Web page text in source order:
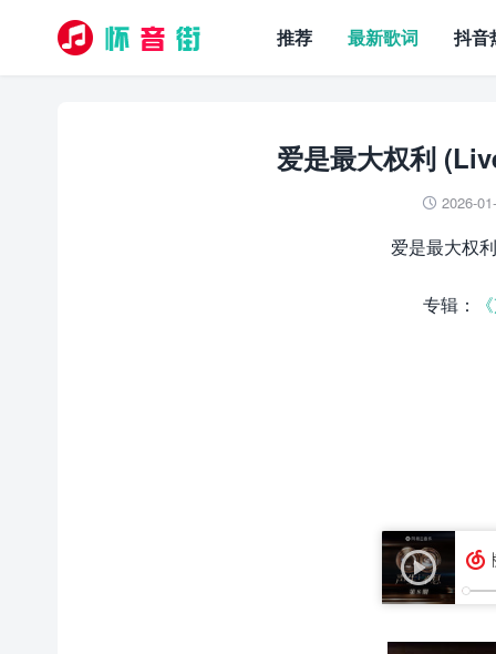
推荐 最新歌词 抖音
爱是最大权利
 2026-
爱是最大权
专辑：